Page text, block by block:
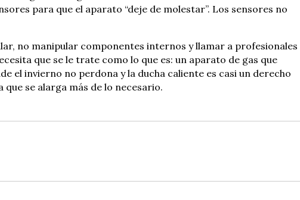
para que el aparato “deje de molestar”. Los sensores no
no manipular componentes internos y llamar a profesionales
que se le trate como lo que es: un aparato de gas que
el invierno no perdona y la ducha caliente es casi un derecho
se alarga más de lo necesario.